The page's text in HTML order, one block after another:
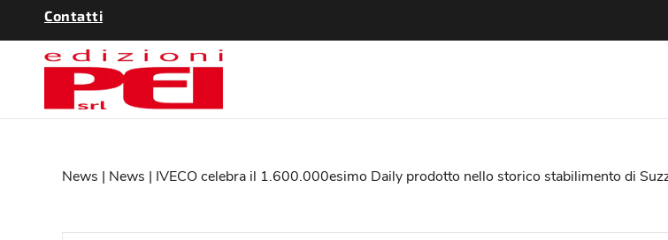
Contatti
News | News | IVECO celebra il 1.600.000esimo Daily prodotto nello storico stabilimento di